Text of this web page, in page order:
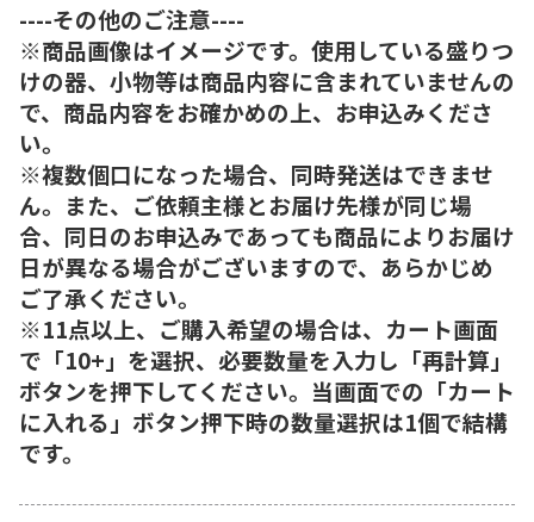
----その他のご注意----
※商品画像はイメージです。使用している盛りつ
けの器、小物等は商品内容に含まれていませんの
で、商品内容をお確かめの上、お申込みくださ
い。
※複数個口になった場合、同時発送はできませ
ん。また、ご依頼主様とお届け先様が同じ場
合、同日のお申込みであっても商品によりお届け
日が異なる場合がございますので、あらかじめ
ご了承ください。
※11点以上、ご購入希望の場合は、カート画面
で「10+」を選択、必要数量を入力し「再計算」
ボタンを押下してください。当画面での「カート
に入れる」ボタン押下時の数量選択は1個で結構
です。